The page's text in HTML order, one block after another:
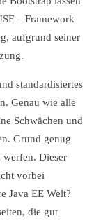
– Framework
aufgrund seiner
standardisiertes
Genau wie alle
Schwächen und
Grund genug
Dieser
vorbei
Java EE Welt?
die gut